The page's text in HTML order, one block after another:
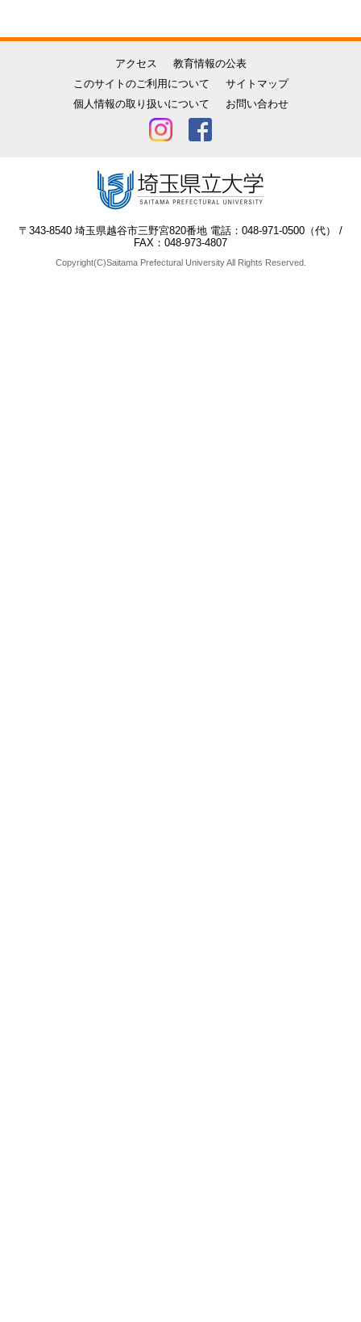
アクセス
教育情報の公表
このサイトのご利用について
サイトマップ
個人情報の取り扱いについて
お問い合わせ
〒343-8540 埼玉県越谷市三野宮820番地 電話：048-971-0500（代） /
FAX：048-973-4807
Copyright(C)Saitama Prefectural University All Rights Reserved.